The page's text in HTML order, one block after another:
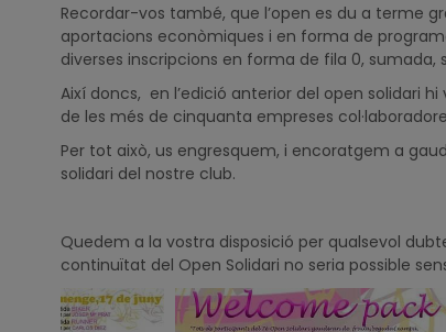
Recordar-vos també, que l’open es du a terme
aportacions econòmiques i en forma de
diverses inscripcions en forma de fila 0, sumada,
Així doncs, en l’edició anterior del open solidari
de les més de cinquanta empreses
Per tot això, us engresquem, i encoratgem a
solidari del nostre club.
Quedem a la vostra disposició per qualsevol
continuïtat del Open Solidari no seria possible